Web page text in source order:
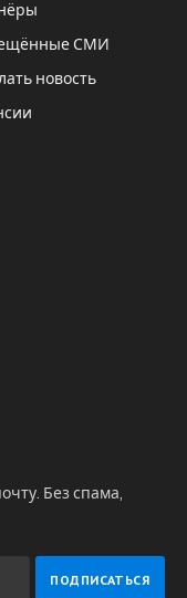
СМИ
новость
Без спама,